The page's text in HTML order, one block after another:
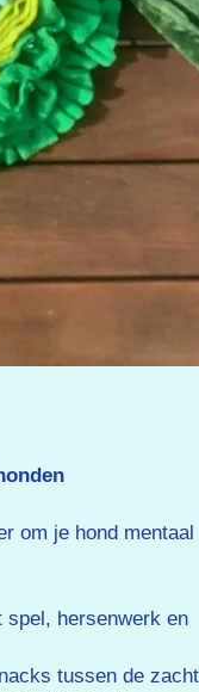
om je hond
spel, hersenwerk en
tussen de